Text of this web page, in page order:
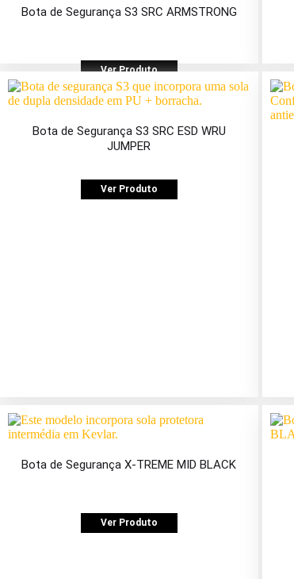
Bota de Segurança S3 SRC ARMSTRONG
Ver Produto
Bota de Segurança S3 SRC ESD WRU
JUMPER
Ver Produto
Bota de Segurança X-TREME MID BLACK
Ver Produto